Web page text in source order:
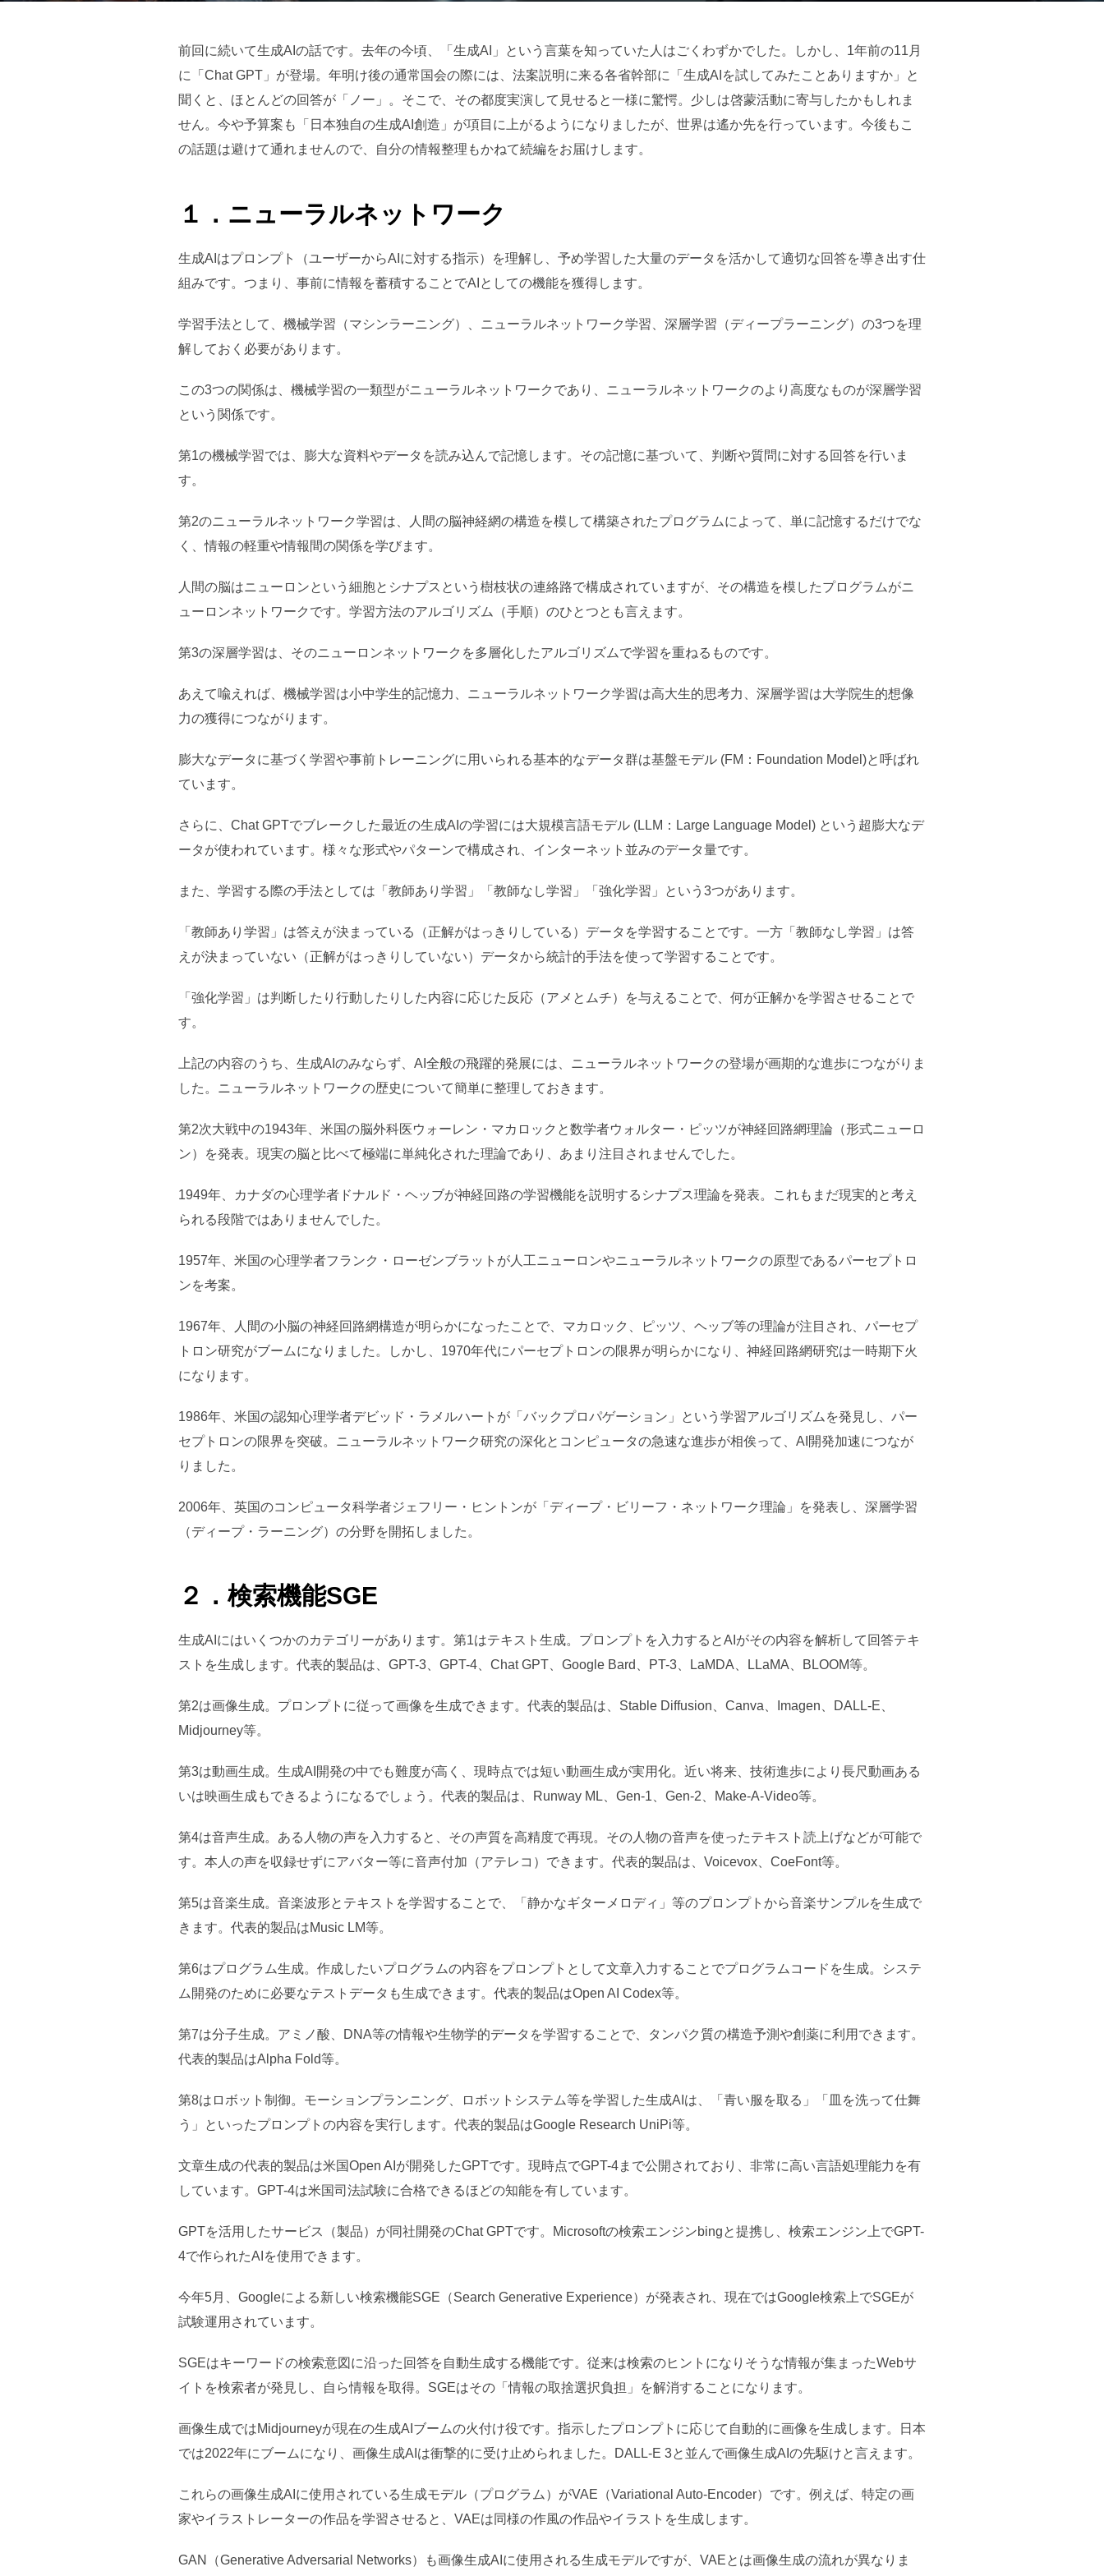
前回に続いて生成AIの話です。去年の今頃、「生成AI」という言葉を知っていた人はごくわずかでした。しかし、1年前の11月
に「Chat GPT」が登場。年明け後の通常国会の際には、法案説明に来る各省幹部に「生成AIを試してみたことありますか」と
聞くと、ほとんどの回答が「ノー」。そこで、その都度実演して見せると一様に驚愕。少しは啓蒙活動に寄与したかもしれま
せん。今や予算案も「日本独自の生成AI創造」が項目に上がるようになりましたが、世界は遙か先を行っています。今後もこ
の話題は避けて通れませんので、自分の情報整理もかねて続編をお届けします。
１．ニューラルネットワーク
生成AIはプロンプト（ユーザーからAIに対する指示）を理解し、予め学習した大量のデータを活かして適切な回答を導き出す仕
組みです。つまり、事前に情報を蓄積することでAIとしての機能を獲得します。
学習手法として、機械学習（マシンラーニング）、ニューラルネットワーク学習、深層学習（ディープラーニング）の3つを理
解しておく必要があります。
この3つの関係は、機械学習の一類型がニューラルネットワークであり、ニューラルネットワークのより高度なものが深層学習
という関係です。
第1の機械学習では、膨大な資料やデータを読み込んで記憶します。その記憶に基づいて、判断や質問に対する回答を行いま
す。
第2のニューラルネットワーク学習は、人間の脳神経網の構造を模して構築されたプログラムによって、単に記憶するだけでな
く、情報の軽重や情報間の関係を学びます。
人間の脳はニューロンという細胞とシナプスという樹枝状の連絡路で構成されていますが、その構造を模したプログラムがニ
ューロンネットワークです。学習方法のアルゴリズム（手順）のひとつとも言えます。
第3の深層学習は、そのニューロンネットワークを多層化したアルゴリズムで学習を重ねるものです。
あえて喩えれば、機械学習は小中学生的記憶力、ニューラルネットワーク学習は高大生的思考力、深層学習は大学院生的想像
力の獲得につながります。
膨大なデータに基づく学習や事前トレーニングに用いられる基本的なデータ群は基盤モデル (FM：Foundation Model)と呼ばれ
ています。
さらに、Chat GPTでブレークした最近の生成AIの学習には大規模言語モデル (LLM：Large Language Model) という超膨大なデ
ータが使われています。様々な形式やパターンで構成され、インターネット並みのデータ量です。
また、学習する際の手法としては「教師あり学習」「教師なし学習」「強化学習」という3つがあります。
「教師あり学習」は答えが決まっている（正解がはっきりしている）データを学習することです。一方「教師なし学習」は答
えが決まっていない（正解がはっきりしていない）データから統計的手法を使って学習することです。
「強化学習」は判断したり行動したりした内容に応じた反応（アメとムチ）を与えることで、何が正解かを学習させることで
す。
上記の内容のうち、生成AIのみならず、AI全般の飛躍的発展には、ニューラルネットワークの登場が画期的な進歩につながりま
した。ニューラルネットワークの歴史について簡単に整理しておきます。
第2次大戦中の1943年、米国の脳外科医ウォーレン・マカロックと数学者ウォルター・ピッツが神経回路網理論（形式ニューロ
ン）を発表。現実の脳と比べて極端に単純化された理論であり、あまり注目されませんでした。
1949年、カナダの心理学者ドナルド・ヘッブが神経回路の学習機能を説明するシナプス理論を発表。これもまだ現実的と考え
られる段階ではありませんでした。
1957年、米国の心理学者フランク・ローゼンブラットが人工ニューロンやニューラルネットワークの原型であるパーセプトロ
ンを考案。
1967年、人間の小脳の神経回路網構造が明らかになったことで、マカロック、ピッツ、ヘッブ等の理論が注目され、パーセプ
トロン研究がブームになりました。しかし、1970年代にパーセプトロンの限界が明らかになり、神経回路網研究は一時期下火
になります。
1986年、米国の認知心理学者デビッド・ラメルハートが「バックプロパゲーション」という学習アルゴリズムを発見し、パー
セプトロンの限界を突破。ニューラルネットワーク研究の深化とコンピュータの急速な進歩が相俟って、AI開発加速につなが
りました。
2006年、英国のコンピュータ科学者ジェフリー・ヒントンが「ディープ・ビリーフ・ネットワーク理論」を発表し、深層学習
（ディープ・ラーニング）の分野を開拓しました。
２．検索機能SGE
生成AIにはいくつかのカテゴリーがあります。第1はテキスト生成。プロンプトを入力するとAIがその内容を解析して回答テキ
ストを生成します。代表的製品は、GPT-3、GPT-4、Chat GPT、Google Bard、PT-3、LaMDA、LLaMA、BLOOM等。
第2は画像生成。プロンプトに従って画像を生成できます。代表的製品は、Stable Diffusion、Canva、Imagen、DALL-E、
Midjourney等。
第3は動画生成。生成AI開発の中でも難度が高く、現時点では短い動画生成が実用化。近い将来、技術進歩により長尺動画ある
いは映画生成もできるようになるでしょう。代表的製品は、Runway ML、Gen-1、Gen-2、Make-A-Video等。
第4は音声生成。ある人物の声を入力すると、その声質を高精度で再現。その人物の音声を使ったテキスト読上げなどが可能で
す。本人の声を収録せずにアバター等に音声付加（アテレコ）できます。代表的製品は、Voicevox、CoeFont等。
第5は音楽生成。音楽波形とテキストを学習することで、「静かなギターメロディ」等のプロンプトから音楽サンプルを生成で
きます。代表的製品はMusic LM等。
第6はプログラム生成。作成したいプログラムの内容をプロンプトとして文章入力することでプログラムコードを生成。システ
ム開発のために必要なテストデータも生成できます。代表的製品はOpen AI Codex等。
第7は分子生成。アミノ酸、DNA等の情報や生物学的データを学習することで、タンパク質の構造予測や創薬に利用できます。
代表的製品はAlpha Fold等。
第8はロボット制御。モーションプランニング、ロボットシステム等を学習した生成AIは、「青い服を取る」「皿を洗って仕舞
う」といったプロンプトの内容を実行します。代表的製品はGoogle Research UniPi等。
文章生成の代表的製品は米国Open AIが開発したGPTです。現時点でGPT-4まで公開されており、非常に高い言語処理能力を有
しています。GPT-4は米国司法試験に合格できるほどの知能を有しています。
GPTを活用したサービス（製品）が同社開発のChat GPTです。Microsoftの検索エンジンbingと提携し、検索エンジン上でGPT-
4で作られたAIを使用できます。
今年5月、Googleによる新しい検索機能SGE（Search Generative Experience）が発表され、現在ではGoogle検索上でSGEが
試験運用されています。
SGEはキーワードの検索意図に沿った回答を自動生成する機能です。従来は検索のヒントになりそうな情報が集まったWebサ
イトを検索者が発見し、自ら情報を取得。SGEはその「情報の取捨選択負担」を解消することになります。
画像生成ではMidjourneyが現在の生成AIブームの火付け役です。指示したプロンプトに応じて自動的に画像を生成します。日本
では2022年にブームになり、画像生成AIは衝撃的に受け止められました。DALL-E 3と並んで画像生成AIの先駆けと言えます。
これらの画像生成AIに使用されている生成モデル（プログラム）がVAE（Variational Auto-Encoder）です。例えば、特定の画
家やイラストレーターの作品を学習させると、VAEは同様の作風の作品やイラストを生成します。
GAN（Generative Adversarial Networks）も画像生成AIに使用される生成モデルですが、VAEとは画像生成の流れが異なりま